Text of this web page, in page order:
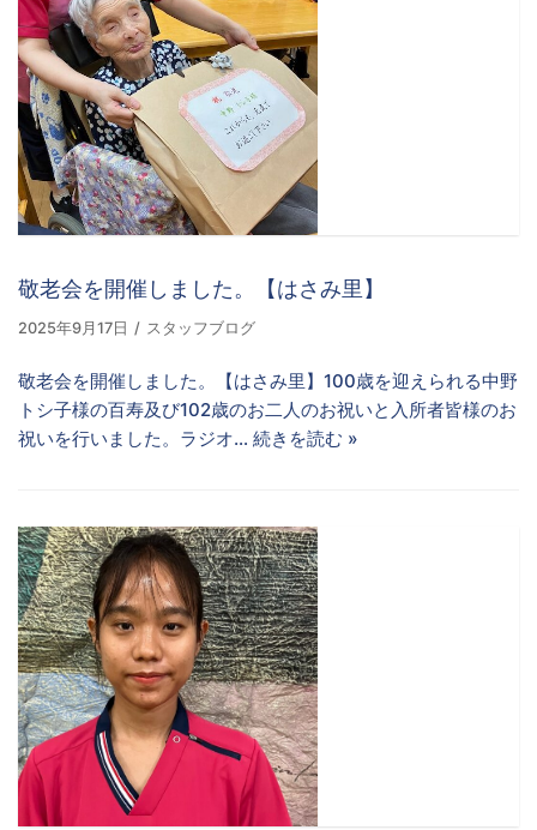
敬老会を開催しました。【はさみ里】
2025年9月17日 スタッフブログ
敬老会を開催しました。【はさみ里】100歳を迎えられる中野
トシ子様の百寿及び102歳のお二人のお祝いと入所者皆様のお
祝いを行いました。ラジオ… 続きを読む »